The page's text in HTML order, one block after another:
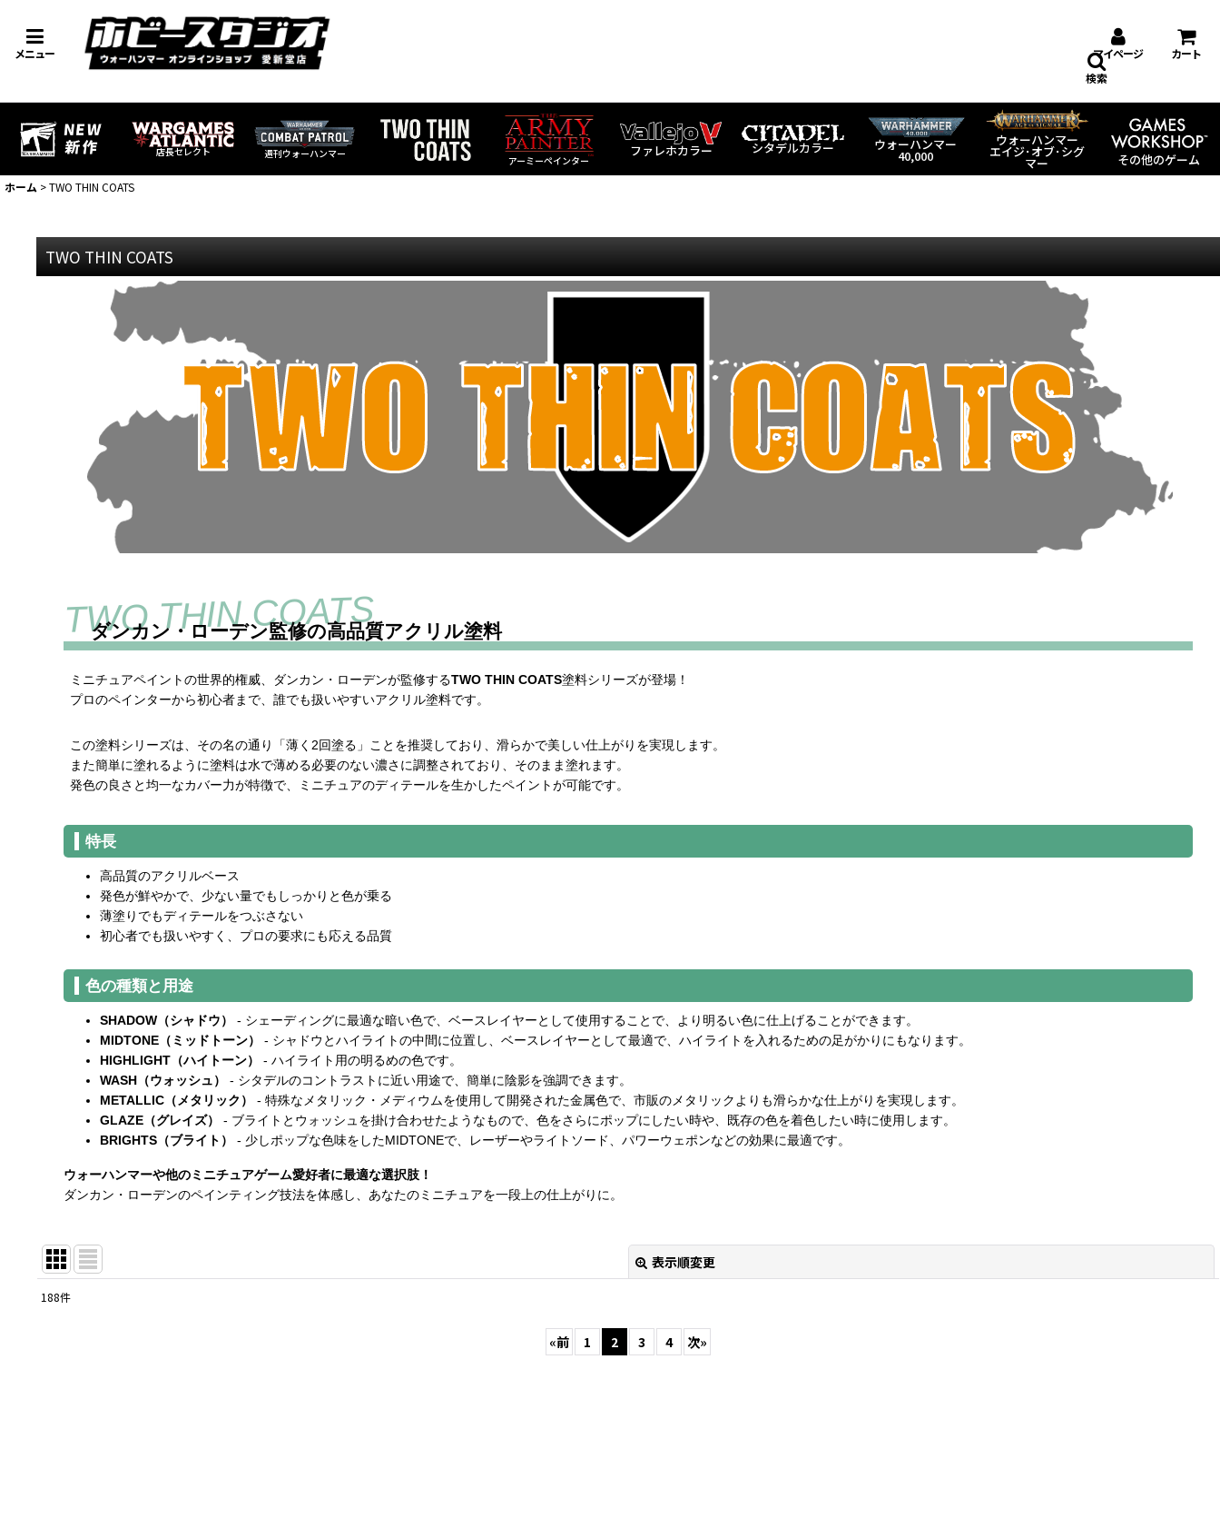
メニュー マイページ カート
店長セレクト 週刊ウォーハンマー
アーミーペインター
ファレホカラー シタデルカラー ウォーハンマー
40,000
ウォーハンマー
エイジ･オブ･シグ
マー その他のゲーム
検索
ホーム >TWO THIN COATS
TWO THIN COATS
ダンカン・ローデン監修の高品質アクリル塗料
ミニチュアペイントの世界的権威、ダンカン・ローデンが監修するTWO THIN COATS塗料シリーズが登場！
プロのペインターから初心者まで、誰でも扱いやすいアクリル塗料です。
この塗料シリーズは、その名の通り「薄く2回塗る」ことを推奨しており、滑らかで美しい仕上がりを実現します。
また簡単に塗れるように塗料は水で薄める必要のない濃さに調整されており、そのまま塗れます。
発色の良さと均一なカバー力が特徴で、ミニチュアのディテールを生かしたペイントが可能です。
特長
高品質のアクリルベース
発色が鮮やかで、少ない量でもしっかりと色が乗る
薄塗りでもディテールをつぶさない
初心者でも扱いやすく、プロの要求にも応える品質
色の種類と用途
SHADOW（シャドウ）
- シェーディングに最適な暗い色で、ベースレイヤーとして使用することで、より明るい色に仕上げることができます。
MIDTONE（ミッドトーン）
- シャドウとハイライトの中間に位置し、ベースレイヤーとして最適で、ハイライトを入れるための足がかりにもなります。
HIGHLIGHT（ハイトーン）
- ハイライト用の明るめの色です。
WASH（ウォッシュ）
- シタデルのコントラストに近い用途で、簡単に陰影を強調できます。
METALLIC（メタリック）
- 特殊なメタリック・メディウムを使用して開発された金属色で、市販のメタリックよりも滑らかな仕上がりを実現します。
GLAZE（グレイズ）
- ブライトとウォッシュを掛け合わせたようなもので、色をさらにポップにしたい時や、既存の色を着色したい時に使用します。
BRIGHTS（ブライト）
- 少しポップな色味をしたMIDTONEで、レーザーやライトソード、パワーウェポンなどの効果に最適です。
ウォーハンマーや他のミニチュアゲーム愛好者に最適な選択肢！
ダンカン・ローデンのペインティング技法を体感し、あなたのミニチュアを一段上の仕上がりに。
表示順変更
188件
«前 1 2 3 4 次»